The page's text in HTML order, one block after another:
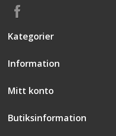
Kategorier
Information
Mitt konto
Butiksinformation